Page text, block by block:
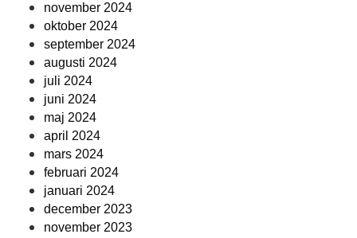
november 2024
oktober 2024
september 2024
augusti 2024
juli 2024
juni 2024
maj 2024
april 2024
mars 2024
februari 2024
januari 2024
december 2023
november 2023